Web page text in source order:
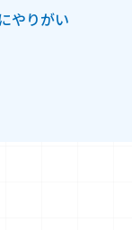
やりがい